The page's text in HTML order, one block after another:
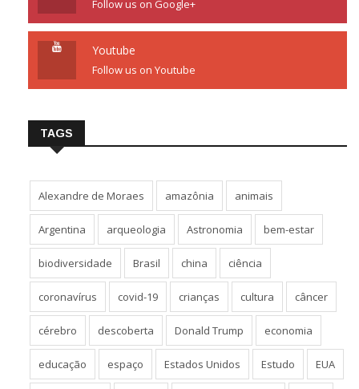
Follow us on Google+
Youtube
Follow us on Youtube
TAGS
Alexandre de Moraes amazônia animais
Argentina arqueologia Astronomia bem-estar
biodiversidade Brasil china ciência
coronavírus covid-19 crianças cultura câncer
cérebro descoberta Donald Trump economia
educação espaço Estados Unidos Estudo EUA